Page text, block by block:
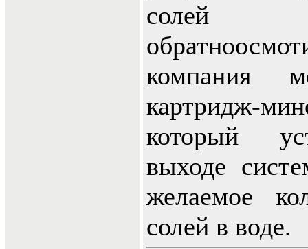
компания
картридж-
который
выходе
желаемое
солей в воде.